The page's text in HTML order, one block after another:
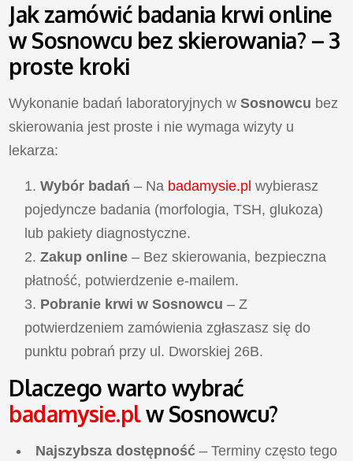
Jak zamówić badania krwi online
w Sosnowcu bez skierowania? – 3
proste kroki
Wykonanie badań laboratoryjnych wSosnowcu bez
skierowania jest proste i nie wymaga wizyty u
lekarza:
Wybór badań – Na badamysie.pl wybierasz
pojedyncze badania (morfologia, TSH, glukoza)
lub pakiety diagnostyczne.
Zakup online – Bez skierowania, bezpieczna
płatność, potwierdzenie e-mailem.
Pobranie krwi w Sosnowcu – Z
potwierdzeniem zamówienia zgłaszasz się do
punktu pobrań przy ul. Dworskiej 26B.
Dlaczego warto wybrać
badamysie.plw Sosnowcu?
Najszybsza dostępność– Terminy często tego